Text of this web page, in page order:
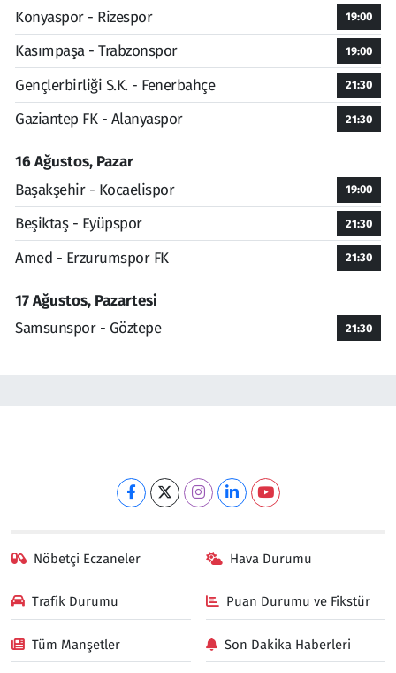
Konyaspor - Rizespor
19:00
Kasımpaşa - Trabzonspor 19:00
Gençlerbirliği S.K. - Fenerbahçe 21:30
Gaziantep FK - Alanyaspor 21:30
16 Ağustos, Pazar
Başakşehir - Kocaelispor
19:00
Beşiktaş - Eyüpspor 21:30
Amed - Erzurumspor FK 21:30
17 Ağustos, Pazartesi
Samsunspor - Göztepe
21:30
Nöbetçi Eczaneler Hava Durumu
Trafik Durumu Puan Durumu ve Fikstür
Tüm Manşetler Son Dakika Haberleri